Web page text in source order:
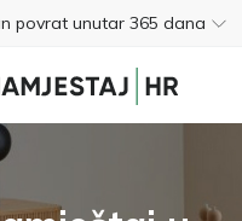
povrat unutar 365 dana
dostava
plaćanje unaprijed